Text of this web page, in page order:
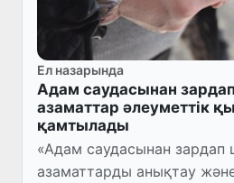
Ел назарында
Адам саудасынан
азаматтар әлеуметтік
қамтылады
«Адам саудасынан зардап
азаматтарды анықтау